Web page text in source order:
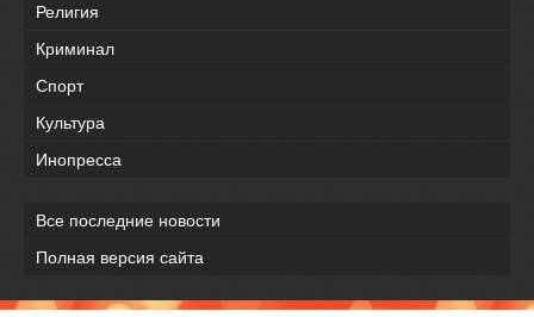
Религия
Криминал
Спорт
Культура
Инопресса
Все последние новости
Полная версия сайта